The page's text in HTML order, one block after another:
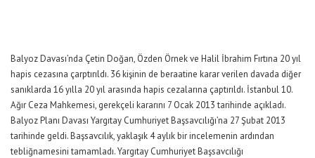
Balyoz Davası’nda Çetin Doğan, Özden Örnek ve Halil İbrahim Fırtına 20 yıl
hapis cezasına çarptırıldı. 36 kişinin de beraatine karar verilen davada diğer
sanıklarda 16 yılla 20 yıl arasında hapis cezalarına çaptırıldı. İstanbul 10.
Ağır Ceza Mahkemesi, gerekçeli kararını 7 Ocak 2013 tarihinde açıkladı.
Balyoz Planı Davası Yargıtay Cumhuriyet Başsavcılığı’na 27 Şubat 2013
tarihinde geldi. Başsavcılık, yaklaşık 4 aylık bir incelemenin ardından
tebliğnamesini tamamladı. Yargıtay Cumhuriyet Başsavcılığı